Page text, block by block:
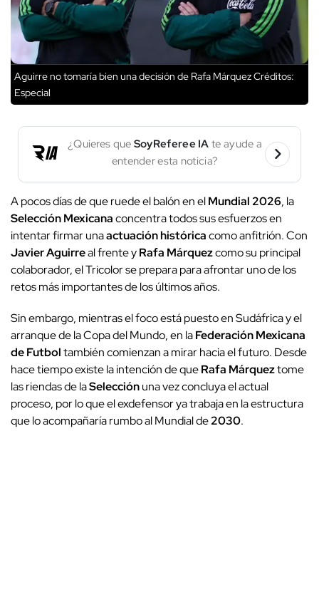
Aguirre no tomaría bien una decisión de Rafa MárquezCréditos:
Especial
¿Quieres que SoyReferee IA te ayude a
entender esta noticia?
A pocos días de que ruede el balón en elMundial 2026, la
Selección Mexicanaconcentra todos sus esfuerzos en
intentar firmar unaactuación históricacomo anfitrión. Con
Javier Aguirreal frente yRafa Márquezcomo su principal
colaborador, el Tricolor se prepara para afrontar uno de los
retos más importantes de los últimos años.
Sin embargo, mientras el foco está puesto en Sudáfrica y el
arranque de la Copa del Mundo, en laFederación Mexicana
de Futboltambién comienzan a mirar hacia el futuro. Desde
hace tiempo existe la intención de queRafa Márqueztome
las riendas de laSelecciónuna vez concluya el actual
proceso, por lo que el exdefensor ya trabaja en la estructura
que lo acompañaría rumbo al Mundial de2030.